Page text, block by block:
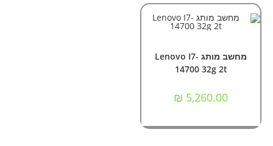
מחשב מותג Lenovo I7-
14700 32g 2t
₪ 5,260.00